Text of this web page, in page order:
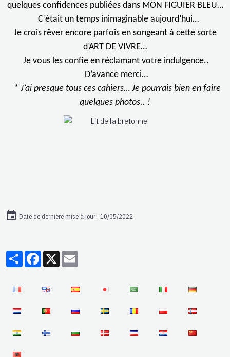
quelques confidences publiées dans MON FIGUIER BLEU…
C’était un temps inimaginable aujourd’hui…
Je crois rêver encore parfois en songeant à cette sorte
d’ART DE VIVRE…
Je vous les confie en réclamant votre indulgence..
D’avance merci…
* J’ai presque tous ces cahiers… Je pourrais bien en faire
quelques photos.. !
Date de dernière mise à jour : 10/05/2022
PartagerFacebook
X